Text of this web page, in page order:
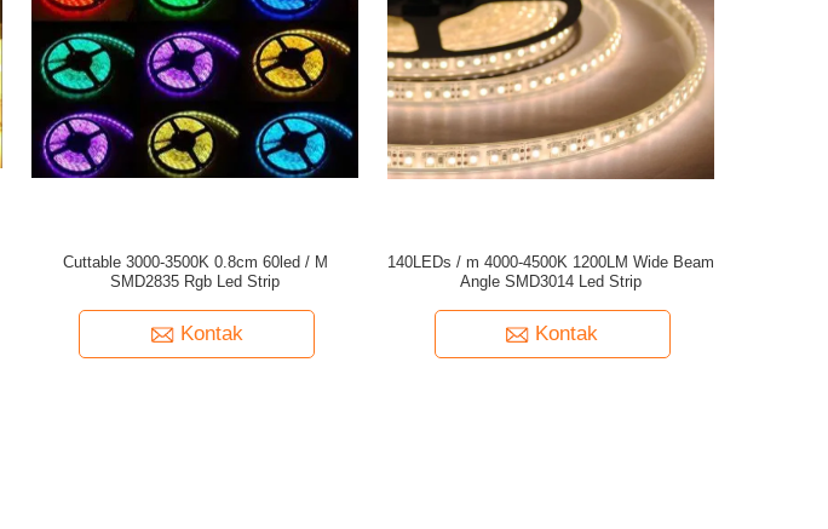
Cuttable 3000-3500K 0.8cm 60led / M
SMD2835 Rgb Led Strip
Kontak
140LEDs / m 4000-4500K 1200LM Wide Beam
Angle SMD3014 Led Strip
Kontak